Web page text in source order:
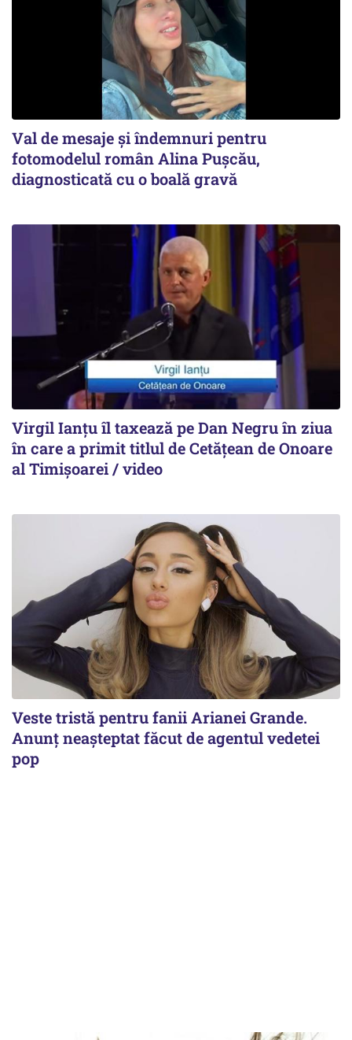
Val de mesaje și îndemnuri pentru
fotomodelul român Alina Pușcău,
diagnosticată cu o boală gravă
Virgil Ianțu îl taxează pe Dan Negru în ziua
în care a primit titlul de Cetățean de Onoare
al Timișoarei / video
Veste tristă pentru fanii Arianei Grande.
Anunț neașteptat făcut de agentul vedetei
pop